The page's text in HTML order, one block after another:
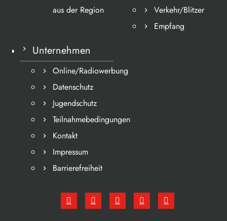
aus der Region
Verkehr/Blitzer
Empfang
Unternehmen
Online/Radiowerbung
Datenschutz
Jugendschutz
Teilnahmebedingungen
Kontakt
Impressum
Barrierefreiheit